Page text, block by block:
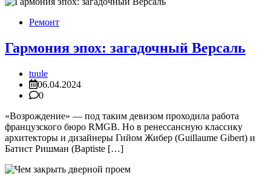
Ремонт
Гармония эпох: загадочный Версаль
tuule
06.04.2024
0
«Возрождение» — под таким девизом проходила работа
французского бюро RMGB. Но в ренессансную классику
архитекторы и дизайнеры Гийом Жибер (Guillaume Gibert) и
Батист Ришман (Baptiste […]